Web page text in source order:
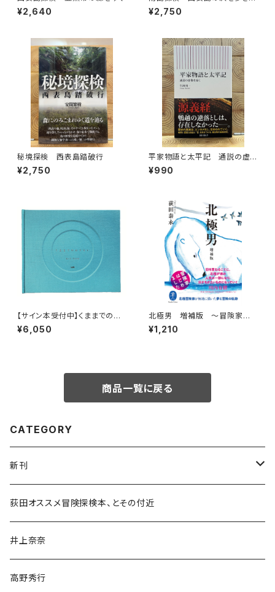
¥2,640
くす
¥2,750
秘境探検 西表島踏破行
¥2,750
平家物語と太平記 通説の虚
像を暴く
¥990
【サイン本受付中】くままでのお
さらい〈特装新版〉
¥6,050
北極男 増補版 〜冒険家はじ
めました〜
¥1,210
商品一覧に戻る
CATEGORY
新刊
和書
文学・小説・物語
随筆・ノンフィクション・その他
荻田オススメ冒険探検本、とその付近
井上奈奈
高野秀行